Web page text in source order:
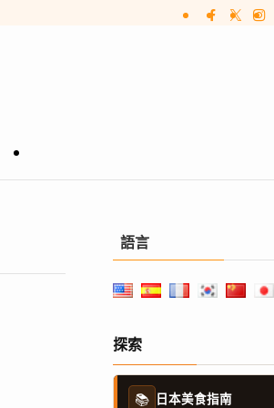
語言
探索
📚 日本美食指南